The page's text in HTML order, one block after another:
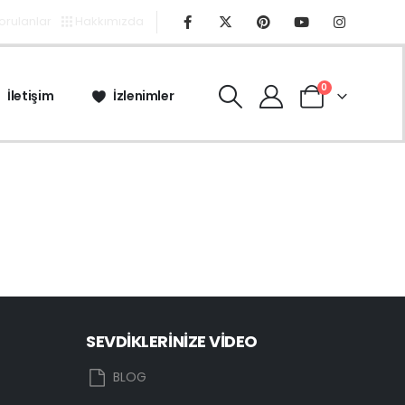
İletişim İzlenimler 0
Sevgilime video hazırlamak
istiyorum
SEVDİKLERİNİZE VİDEO
BLOG